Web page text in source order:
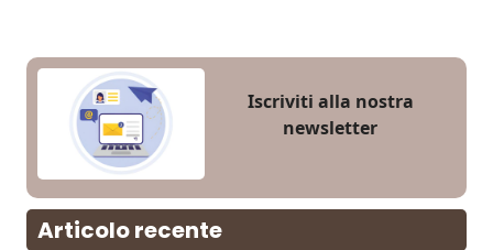
Iscriviti alla nostra
newsletter
Articolo recente